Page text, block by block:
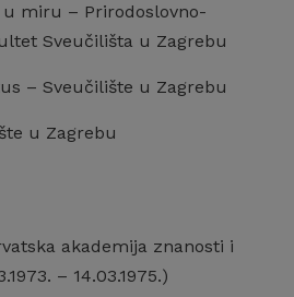
miru – Prirodoslovno-
Sveučilišta u Zagrebu
– Sveučilište u Zagrebu
u Zagrebu
akademija znanosti i
– 14.03.1975.)